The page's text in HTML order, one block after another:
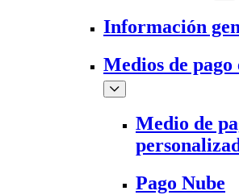
Información
Medios de
Medio de
Pago Nube